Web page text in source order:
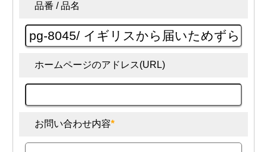
品番 / 品名
ホームページのアドレス(URL)
お問い合わせ内容*